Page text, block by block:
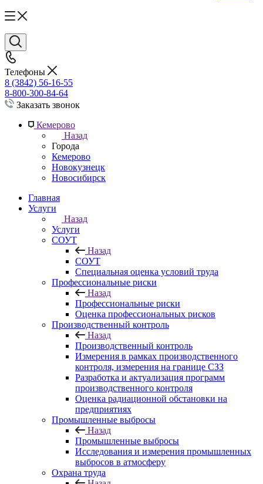
Телефоны
8 (3842) 56-16-55
8-800-300-84-64
Заказать звонок
Кемерово
Назад
Города
Кемерово
Новокузнецк
Новосибирск
Главная
Услуги
Назад
Услуги
СОУТ
Назад
СОУТ
Специальная оценка условий труда
Профессиональные риски
Назад
Профессиональные риски
Оценка профессиональных рисков
Производственный контроль
Назад
Производственный контроль
Измерения в рамках производственного
контроля, измерения на границе СЗЗ
Разработка и актуализация программ
производственного контроля
Оценка радиационной обстановки на
предприятиях
Промышленные выбросы
Назад
Промышленные выбросы
Исследования и измерения промышленных
выбросов в атмосферу
Охрана труда